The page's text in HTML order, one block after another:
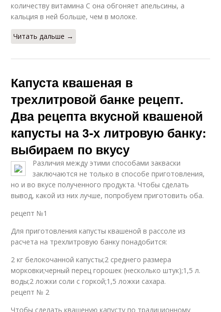
количеству витамина С она обгоняет апельсины, а
кальция в ней больше, чем в молоке.
Читать дальше →
Капуста квашеная в
трехлитровой банке рецепт.
Два рецепта вкусной квашеной
капусты на 3-х литровую банку:
выбираем по вкусу
Различия между этими способами закваски
заключаются не только в способе приготовления,
но и во вкусе полученного продукта. Чтобы сделать
вывод, какой из них лучше, попробуем приготовить оба.
рецепт №1
Для приготовления капусты квашеной в рассоле из
расчета на трехлитровую банку понадобится:
2 кг белокочанной капусты;2 среднего размера
морковки;черный перец горошек (несколько штук);1,5 л.
воды;2 ложки соли с горкой;1,5 ложки сахара.
рецепт № 2
Чтобы сделать квашеную капусту по традиционному